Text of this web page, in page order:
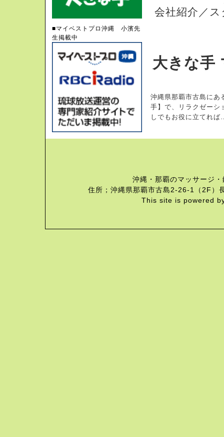
■マイベストプロ沖縄 小濱先
生掲載中
会社紹介／
大きな手
沖縄県那覇市古島にあ
手】で、リラクゼーシ
しでもお役に立てれ
沖縄・那覇のマッサージ
住所；沖縄県那覇市古島2-26-1（2F
This site is powered